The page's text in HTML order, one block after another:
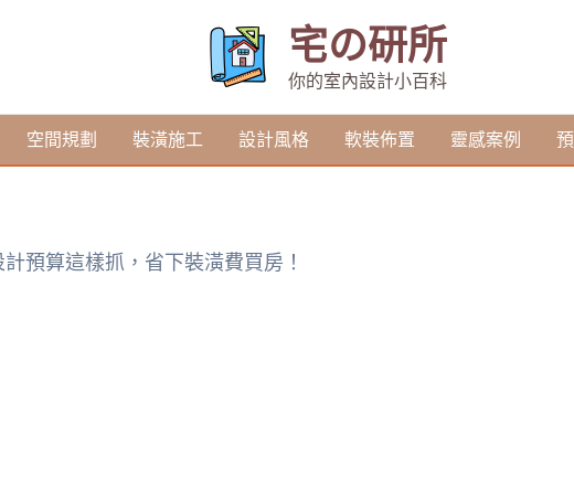
宅の研所
你的室內設計小百科
空間規劃 裝潢施工 設計風格 軟裝佈置 靈感案例
預算這樣抓，省下裝潢費買房！